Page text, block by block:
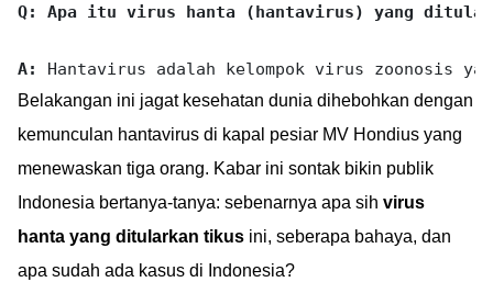
Q: Apa itu virus hanta (hantavirus) yang
A:
Belakangan ini jagat kesehatan dunia dihebohkan dengan
kemunculan hantavirus di kapal pesiar MV Hondius yang
menewaskan tiga orang. Kabar ini sontak bikin publik
Indonesia bertanya-tanya: sebenarnya apa sih virus
hanta yang ditularkan tikus ini, seberapa bahaya, dan
apa sudah ada kasus di Indonesia?